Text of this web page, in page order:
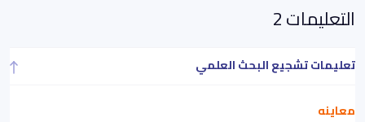
التعليمات 2
تعليمات تشجيع البحث العلمي
معاينه